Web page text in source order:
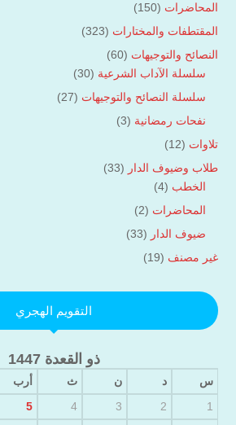
المحاضرات (150)
المقتطفات والمختارات (323)
النصائح والتوجيهات (60)
سلسلة الآداب الشرعية (30)
سلسلة النصائح والتوجيهات (27)
نفحات رمضانية (3)
تلاوات (12)
طلاب وضيوف الدار (33)
الخطب (4)
المحاضرات (2)
ضيوف الدار (33)
غير مصنف (19)
التقويم الهجري
ذو القعدة 1447
س د ن ث أرب
1
2
3
4
5